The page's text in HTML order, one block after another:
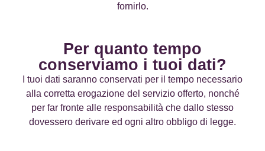
fornirlo.
Per quanto tempo
conserviamo i tuoi dati?
I tuoi dati saranno conservati per il tempo necessario
alla corretta erogazione del servizio offerto, nonché
per far fronte alle responsabilità che dallo stesso
dovessero derivare ed ogni altro obbligo di legge.